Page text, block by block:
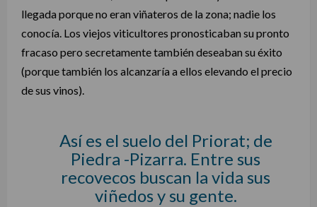
llegada porque no eran viñateros de la zona; nadie los
conocía. Los viejos viticultores pronosticaban su pronto
fracaso pero secretamente también deseaban su éxito
(porque también los alcanzaría a ellos elevando el precio
de sus vinos).
Así es el suelo del Priorat; de
Piedra -Pizarra. Entre sus
recovecos buscan la vida sus
viñedos y su gente.